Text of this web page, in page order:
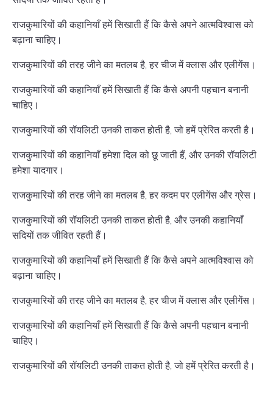
राजकुमारियों की कहानियाँ हमें सिखाती हैं कि कैसे अपने आत्मविश्वास को
बढ़ाना चाहिए।
राजकुमारियों की तरह जीने का मतलब है, हर चीज में क्लास और एलीगेंस।
राजकुमारियों की कहानियाँ हमें सिखाती हैं कि कैसे अपनी पहचान बनानी
चाहिए।
राजकुमारियों की रॉयलिटी उनकी ताकत होती है, जो हमें प्रेरित करती है।
राजकुमारियों की कहानियाँ हमेशा दिल को छू जाती हैं, और उनकी रॉयलिटी
हमेशा यादगार।
राजकुमारियों की तरह जीने का मतलब है, हर कदम पर एलीगेंस और ग्रेस।
राजकुमारियों की रॉयलिटी उनकी ताकत होती है, और उनकी कहानियाँ
सदियों तक जीवित रहती हैं।
राजकुमारियों की कहानियाँ हमें सिखाती हैं कि कैसे अपने आत्मविश्वास को
बढ़ाना चाहिए।
राजकुमारियों की तरह जीने का मतलब है, हर चीज में क्लास और एलीगेंस।
राजकुमारियों की कहानियाँ हमें सिखाती हैं कि कैसे अपनी पहचान बनानी
चाहिए।
राजकुमारियों की रॉयलिटी उनकी ताकत होती है, जो हमें प्रेरित करती है।